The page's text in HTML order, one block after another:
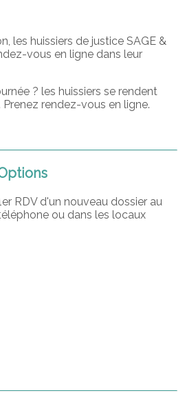
les huissiers de justice SAGE &
vous en ligne dans leur
? les huissiers se rendent
rendez-vous en ligne.
RDV d'un nouveau dossier au
ou dans les locaux